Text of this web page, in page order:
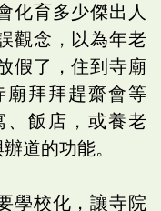
化育多少傑出人
觀念，以為年老
假了，住到寺廟
廟拜拜趕齋會等
、飯店，或養老
道的功能。
學校化，讓寺院